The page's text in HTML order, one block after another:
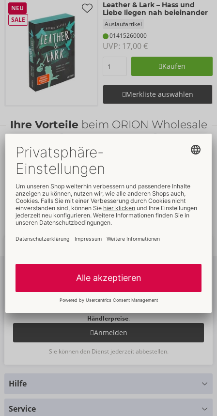
NEU
SALE
Leather & Lark – Hass und
Liebe liegen nah beieinander
Auslaufartikel
01415260000
UVP: 17,00 €
Kaufen
Merkliste auswählen
Ihre Vorteile beim ORION Wholesale
FairePreise
Verkaufsfördernde
Verpackungen
Kundenservice
Schnelleweltweite
Lieferung
NeueTrends
Newsletterabonnieren
Um unseren Newsletter zu abonnieren, melden Sie sich bitte im
Händlerpreise.
Anmelden
Sie können den Dienst jederzeit abbestellen.
Hilfe
Service